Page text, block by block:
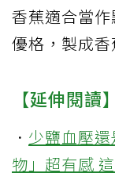
香蕉適合當
優格，製成
【延伸閱讀】
． 少鹽血壓
物」超有感